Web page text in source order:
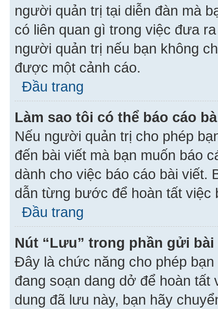
người quản trị tại diễn đàn mà
có liên quan gì trong việc đưa
người quản trị nếu bạn không
được một cảnh cáo.
Đầu trang
Làm sao tôi có thể báo cáo
Nếu người quản trị cho phép
đến bài viết mà bạn muốn báo
dành cho việc báo cáo bài viết.
dẫn từng bước để hoàn tất việc
Đầu trang
Nút “Lưu” trong phần gửi
Đây là chức năng cho phép
đang soạn dang dở để hoàn
dung đã lưu này, bạn hãy